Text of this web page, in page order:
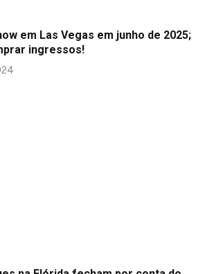
em Las Vegas em junho de 2025;
ingressos!